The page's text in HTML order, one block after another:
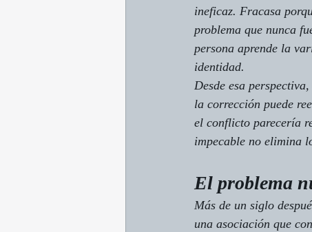
ineficaz. Fracasa
problema que nunca
persona aprende la
identidad.
Desde esa
la corrección puede
el conflicto parecería
impecable no elimina
El problema
Más de un siglo
una asociación que